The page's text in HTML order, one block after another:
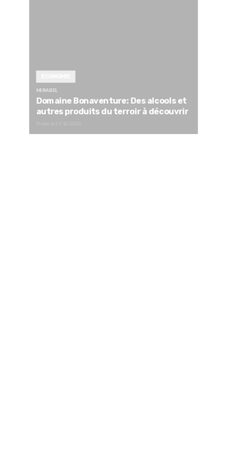
MIRABEL
Domaine Bonaventure: Des alcools et
autres produits du terroir à découvrir